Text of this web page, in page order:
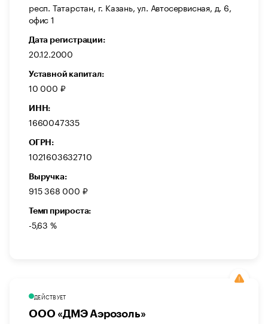
респ. Татарстан, г. Казань, ул. Автосервисная, д. 6,
офис 1
Дата регистрации:
20.12.2000
Уставной капитал:
10 000 ₽
ИНН:
1660047335
ОГРН:
1021603632710
Выручка:
915 368 000 ₽
Темп прироста:
-5,63 %
ДЕЙСТВУЕТ
ООО «ДМЭ Аэрозоль»